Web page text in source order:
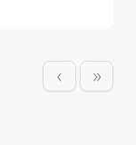
‹ »